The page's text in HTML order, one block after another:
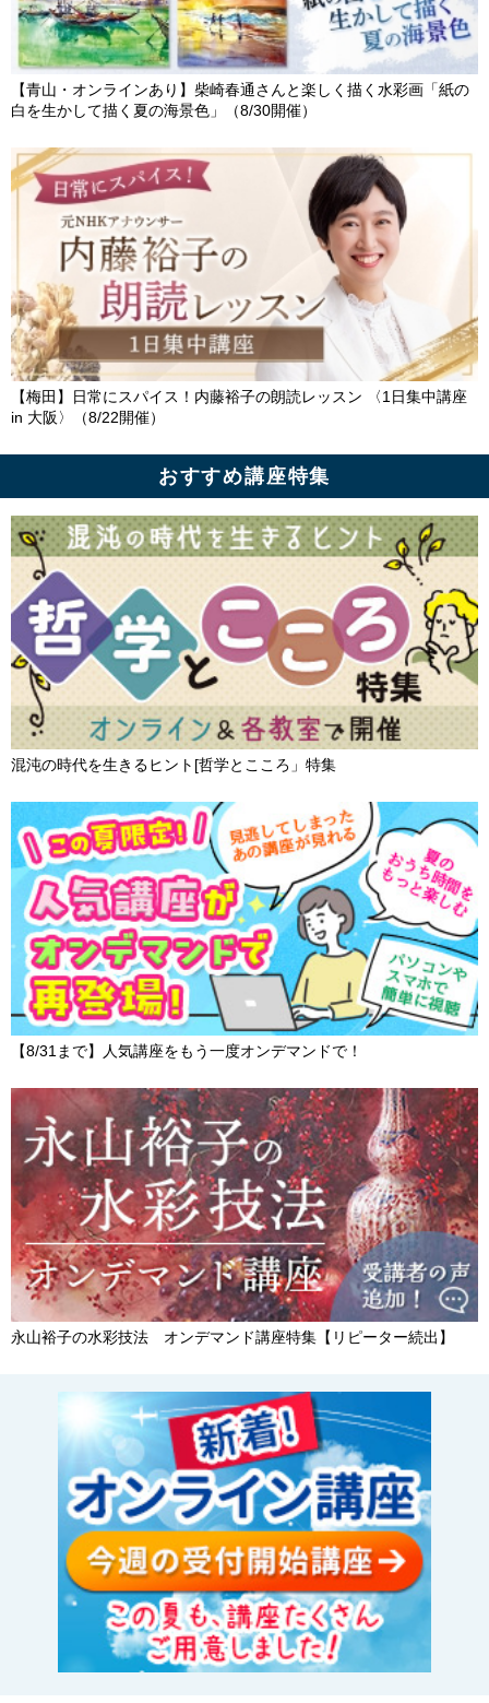
【青山・オンラインあり】柴崎春通さんと楽しく描く水彩画「紙の
白を生かして描く夏の海景色」（8/30開催）
【梅田】日常にスパイス！内藤裕子の朗読レッスン 〈1日集中講座
in 大阪〉（8/22開催）
おすすめ講座特集
混沌の時代を生きるヒント[哲学とこころ」特集
【8/31まで】人気講座をもう一度オンデマンドで！
永山裕子の水彩技法 オンデマンド講座特集【リピーター続出】